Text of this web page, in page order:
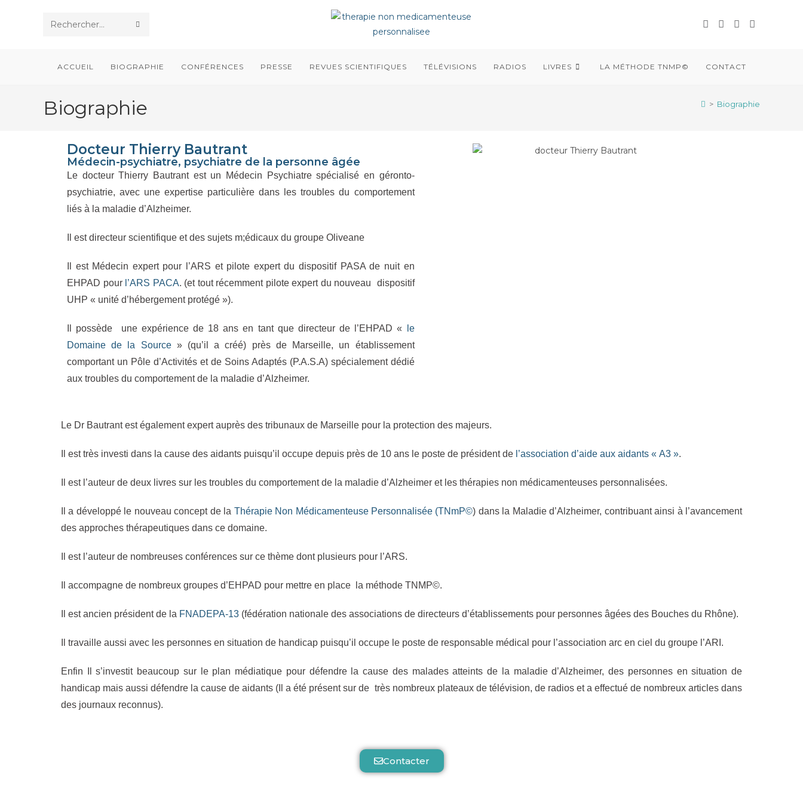
Rechercher
ce
ACCUEIL BIOGRAPHIE CONFÉRENCES PRESSE REVUES SCIENTIFIQUES TÉLÉVISIONS RADIOS LIVRES LA MÉTHODE TNMP© CONTACT
Biographie > Biographie
Docteur Thierry Bautrant
Médecin-psychiatre, psychiatre de la personne âgée
Le docteur Thierry Bautrant est un Médecin Psychiatre spécialisé en géronto-
psychiatrie, avec une expertise particulière dans les troubles du comportement
liés à la maladie d’Alzheimer.
Il est directeur scientifique et des sujets m;édicaux du groupe Oliveane
Il est Médecin expert pour l’ARS et pilote expert du dispositif PASA de nuit en
EHPAD pour l’ARS PACA. (et tout récemment pilote expert du nouveau dispositif
UHP « unité d’hébergement protégé »).
Il possède une expérience de 18 ans en tant que directeur de l’EHPAD «
le
Domaine de la Source» (qu’il a créé) près de Marseille, un établissement
comportant un Pôle d’Activités et de Soins Adaptés (P.A.S.A) spécialement dédié
aux troubles du comportement de la maladie d’Alzheimer.
Le Dr Bautrant est également expert auprès des tribunaux de Marseille pour la protection des majeurs.
Il est très investi dans la cause des aidants puisqu’il occupe depuis près de 10 ans le poste de président de l’association d’aide aux aidants « A3 ».
Il est l’auteur de deux livres sur les troubles du comportement de la maladie d’Alzheimer et les thérapies non médicamenteuses personnalisées.
Il a développé le nouveau concept de la Thérapie Non Médicamenteuse Personnalisée (TNmP©) dans la Maladie d’Alzheimer, contribuant ainsi à l’avancement
des approches thérapeutiques dans ce domaine.
Il est l’auteur de nombreuses conférences sur ce thème dont plusieurs pour l’ARS.
Il accompagne de nombreux groupes d’EHPAD pour mettre en place la méthode TNMP©.
Il est ancien président de la FNADEPA-13 (fédération nationale des associations de directeurs d’établissements pour personnes âgées des Bouches du Rhône).
Il travaille aussi avec les personnes en situation de handicap puisqu’il occupe le poste de responsable médical pour l’association arc en ciel du groupe l’ARI.
Enfin Il s’investit beaucoup sur le plan médiatique pour défendre la cause des malades atteints de la maladie d’Alzheimer, des personnes en situation de
handicap mais aussi défendre la cause de aidants (Il a été présent sur de très nombreux plateaux de télévision, de radios et a effectué de nombreux articles dans
des journaux reconnus).
Contacter